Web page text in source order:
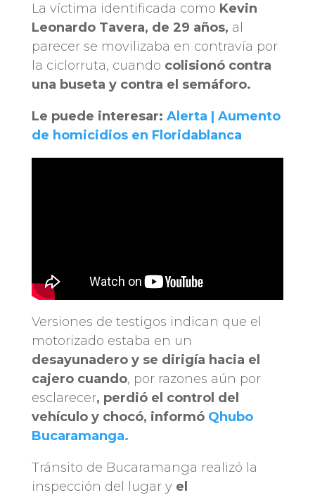
La víctima identificada como Kevin
Leonardo Tavera, de 29 años, al
parecer se movilizaba en contravía por
la ciclorruta, cuando colisionó contra
una buseta y contra el semáforo.
Le puede interesar: Alerta | Aumento
de homicidios en Floridablanca
Versiones de testigos indican que el
motorizado estaba en un
desayunadero y se dirigía hacia el
cajero cuando, por razones aún por
esclarecer, perdió el control del
vehículo y chocó, informóQhubo
Bucaramanga.
Tránsito de Bucaramanga realizó la
inspección del lugar y el